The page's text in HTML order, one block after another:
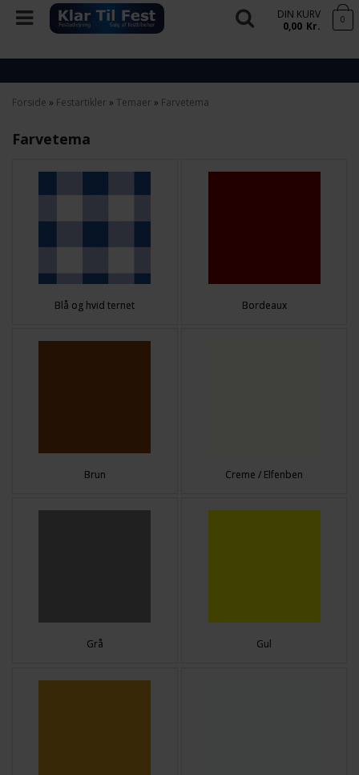
DIN KURV
0,00 Kr. 0
Forside » Festartikler » Temaer » Farvetema
Farvetema
Blå og hvid ternet Bordeaux
Brun Creme / Elfenben
Grå Gul